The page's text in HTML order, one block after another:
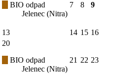
BIO odpad
Jelenec (Nitra)
7 8 9
13 14 15 16
20
BIO odpad
Jelenec (Nitra)
21 22 23